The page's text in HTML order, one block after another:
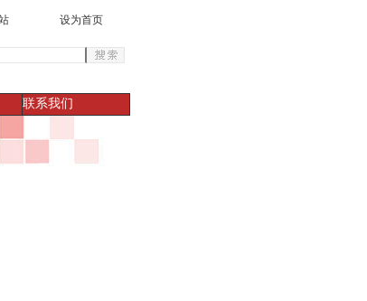
设为首页
联系我们